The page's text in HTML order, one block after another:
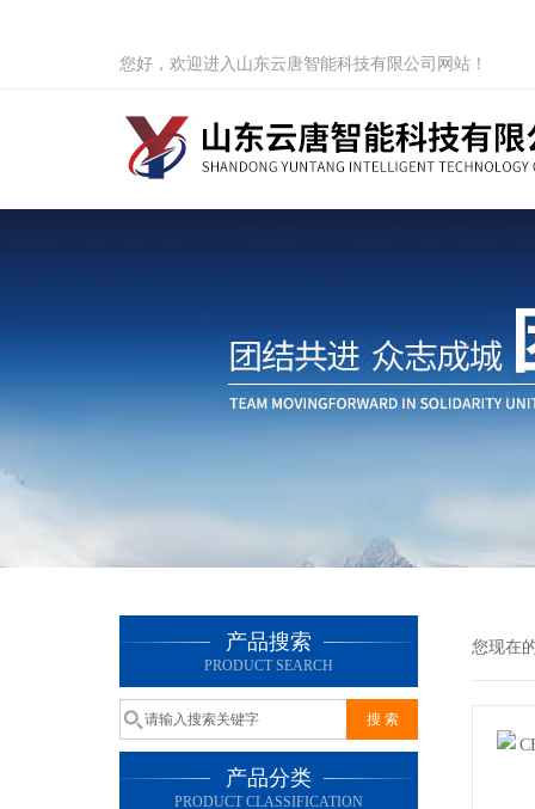
您好，欢迎进入山东云唐智能科技有限公司网站！
产品搜索
PRODUCT SEARCH
产品分类
PRODUCT CLASSIFICATION
您现在